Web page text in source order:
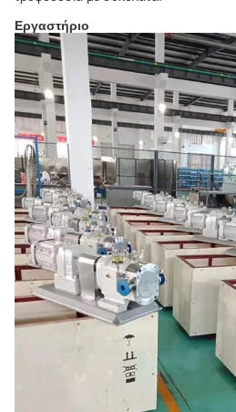
Εργαστήριο